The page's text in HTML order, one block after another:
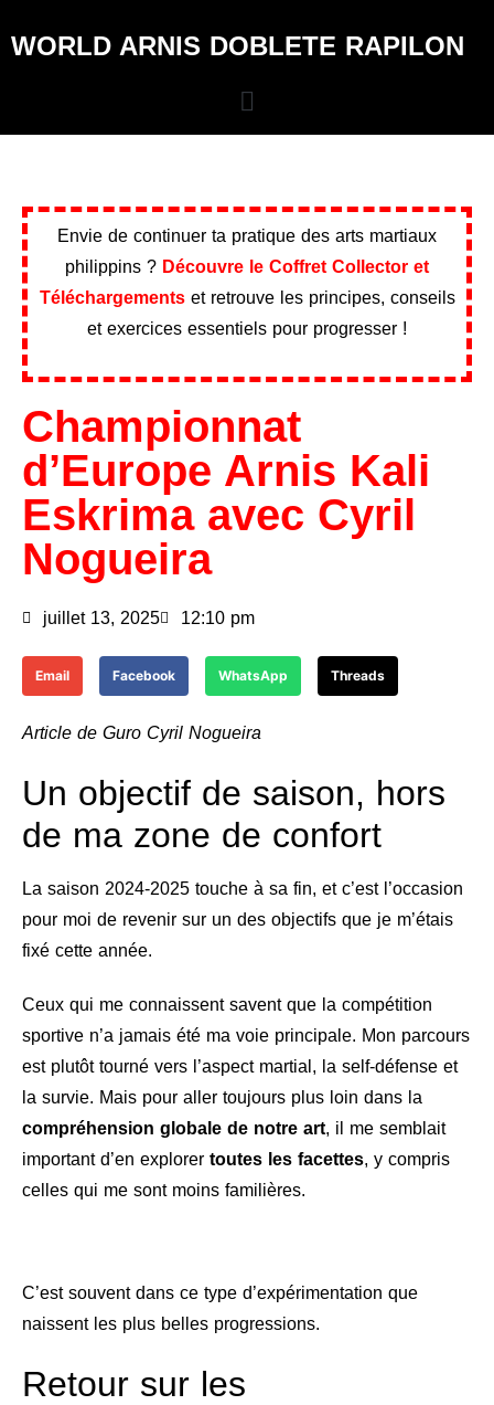
WORLD ARNIS DOBLETE RAPILON
Envie de continuer ta pratique des arts martiaux
philippins ? Découvre le Coffret Collector et
Téléchargementset retrouve les principes, conseils
et exercices essentiels pour progresser !
Championnat
d’Europe Arnis Kali
Eskrima avec Cyril
Nogueira
juillet 13, 2025 12:10 pm
Email Facebook WhatsApp Threads
Article de Guro Cyril Nogueira
Un objectif de saison, hors
de ma zone de confort
La saison 2024-2025 touche à sa fin, et c’est l’occasion
pour moi de revenir sur un des objectifs que je m’étais
fixé cette année.
Ceux qui me connaissent savent que la compétition
sportive n’a jamais été ma voie principale. Mon parcours
est plutôt tourné vers l’aspect martial, la self-défense et
la survie. Mais pour aller toujours plus loin dans la
compréhension globale de notre art, il me semblait
important d’en explorer toutes les facettes, y compris
celles qui me sont moins familières.
C’est souvent dans ce type d’expérimentation que
naissent les plus belles progressions.
Retour sur les